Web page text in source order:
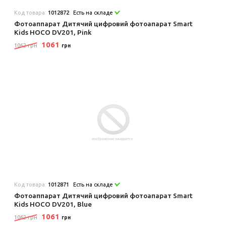
Код товара: 1012872 Есть на складе
Фотоаппарат Дитячий цифровий фотоапарат Smart
Kids HOCO DV201, Pink
1062 грн 1061 грн
Код товара: 1012871 Есть на складе
Фотоаппарат Дитячий цифровий фотоапарат Smart
Kids HOCO DV201, Blue
1062 грн 1061 грн